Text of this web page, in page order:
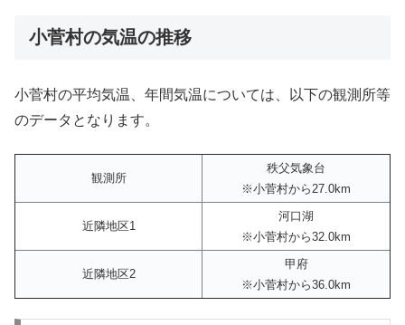
小菅村の気温の推移
小菅村の平均気温、年間気温については、以下の観測所等
のデータとなります。
観測所
秩父気象台
※小菅村から27.0km
近隣地区1
河口湖
※小菅村から32.0km
近隣地区2
甲府
※小菅村から36.0km